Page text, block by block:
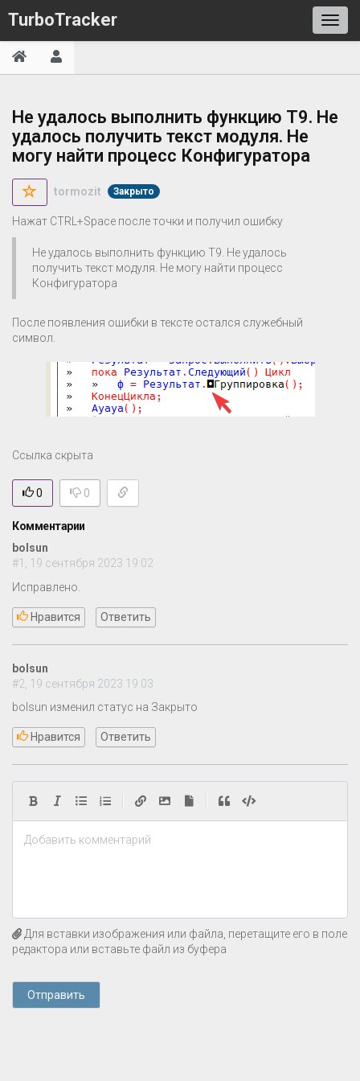
TurboTracker
Не удалось выполнить функцию T9. Не
удалось получить текст модуля. Не
могу найти процесс Конфигуратора
tormozit Закрыто
Нажат CTRL+Space после точки и получил ошибку
Не удалось выполнить функцию T9. Не удалось
получить текст модуля. Не могу найти процесс
Конфигуратора
После появления ошибки в тексте остался служебный
символ.
Ссылка скрыта
0 0
Комментарии
bolsun
#1, 19 сентября 2023 19:02
Исправлено.
Нравится Ответить
bolsun
#2, 19 сентября 2023 19:03
bolsun изменил статус на Закрыто
Нравится Ответить
Добавить комментарий
Для вставки изображения или файла, перетащите его в поле
редактора или вставьте файл из буфера